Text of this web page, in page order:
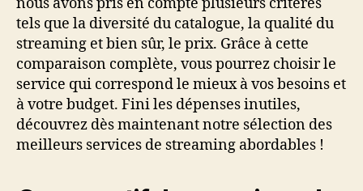
nous avons pris en compte plusieurs critères
tels que la diversité du catalogue, la qualité du
streaming et bien sûr, le prix. Grâce à cette
comparaison complète, vous pourrez choisir le
service qui correspond le mieux à vos besoins et
à votre budget. Fini les dépenses inutiles,
découvrez dès maintenant notre sélection des
meilleurs services de streaming abordables !